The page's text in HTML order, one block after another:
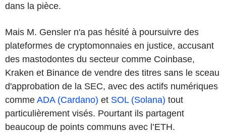
dans la pièce.
Mais M. Gensler n'a pas hésité à poursuivre des
plateformes de cryptomonnaies en justice, accusant
des mastodontes du secteur comme Coinbase,
Kraken et Binance de vendre des titres sans le sceau
d'approbation de la SEC, avec des actifs numériques
comme ADA (Cardano) et SOL (Solana) tout
particulièrement visés. Pourtant ils partagent
beaucoup de points communs avec l’ETH.